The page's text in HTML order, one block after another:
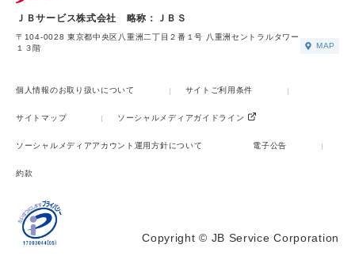
ＪＢサービス株式会社 略称：ＪＢＳ
〒104-0028 東京都中央区八重洲二丁目２番１号 八重洲セントラルタワー
１３階
MAP
個人情報のお取り扱いについて サイトご利用条件
サイトマップ ソーシャルメディアガイドライン
ソーシャルメディアアカウント運用方針について 電子公告
約款
Copyright © JB Service Corporation